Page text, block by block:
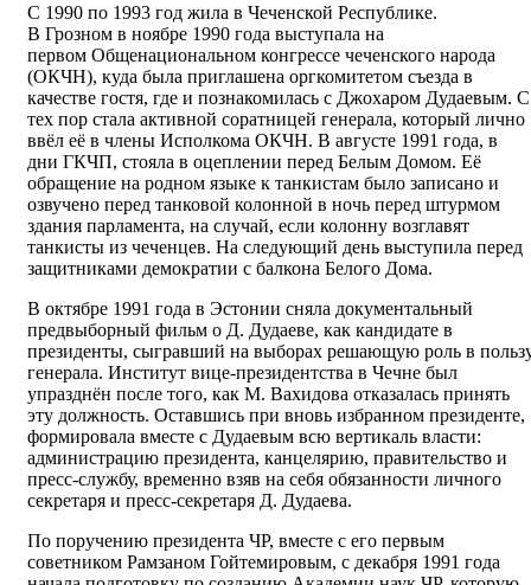
С 1990 по 1993 год жила в Чеченской Республике.
В Грозном в ноябре 1990 года выступала на
первом Общенациональном конгрессе чеченского народа
(ОКЧН), куда была приглашена оргкомитетом съезда в
качестве гостя, где и познакомилась с Джохаром Дудаевым. С
тех пор стала активной соратницей генерала, который лично
ввёл её в члены Исполкома ОКЧН. В августе 1991 года, в
дни ГКЧП, стояла в оцеплении перед Белым Домом. Её
обращение на родном языке к танкистам было записано и
озвучено перед танковой колонной в ночь перед штурмом
здания парламента, на случай, если колонну возглавят
танкисты из чеченцев. На следующий день выступила перед
защитниками демократии с балкона Белого Дома.
В октябре 1991 года в Эстонии сняла документальный
предвыборный фильм о Д. Дудаеве, как кандидате в
президенты, сыгравший на выборах решающую роль в
генерала. Институт вице-президентства в Чечне был
упразднён после того, как М. Вахидова отказалась принять
эту должность. Оставшись при вновь избранном президенте,
формировала вместе с Дудаевым всю вертикаль власти:
администрацию президента, канцелярию, правительство и
пресс-службу, временно взяв на себя обязанности личного
секретаря и пресс-секретаря Д. Дудаева.
По поручению президента ЧР, вместе с его первым
советником Рамзаном Гойтемировым, с декабря 1991 года